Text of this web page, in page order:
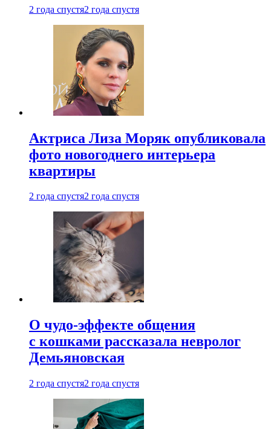
2 года спустя2 года спустя
Актриса Лиза Моряк опубликовала
фото новогоднего интерьера
квартиры
2 года спустя2 года спустя
О чудо-эффекте общения
с кошками рассказала невролог
Демьяновская
2 года спустя2 года спустя